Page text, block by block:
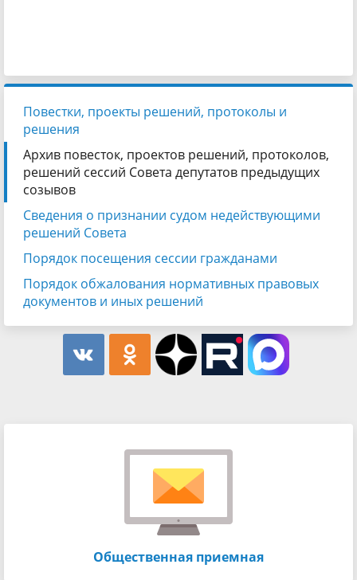
Повестки, проекты решений, протоколы и
решения
Архив повесток, проектов решений, протоколов,
решений сессий Совета депутатов предыдущих
созывов
Сведения о признании судом недействующими
решений Совета
Порядок посещения сессии гражданами
Порядок обжалования нормативных правовых
документов и иных решений
Общественная приемная